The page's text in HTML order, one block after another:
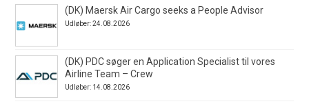
(DK) Maersk Air Cargo seeks a People Advisor
Udløber: 24.08.2026
(DK) PDC søger en Application Specialist til vores
Airline Team – Crew
Udløber: 14.08.2026